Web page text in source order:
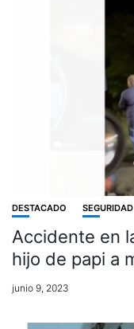
DESTACADO SEGURIDAD
Accidente en
hijo de papi a
junio 9, 2023